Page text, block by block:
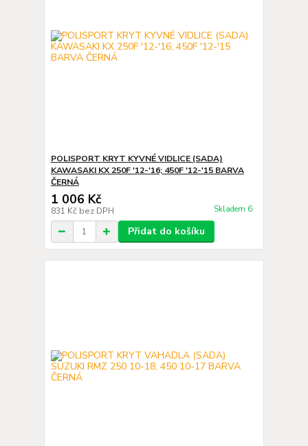
POLISPORT KRYT KYVNÉ VIDLICE (SADA)
KAWASAKI KX 250F '12-'16; 450F '12-'15 BARVA
ČERNÁ
1 006 Kč
831 Kč bez DPH Skladem 6
Přidat do košíku